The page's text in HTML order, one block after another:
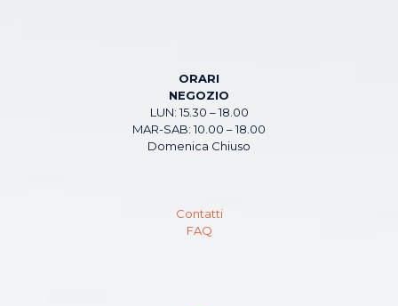
ORARI
NEGOZIO
LUN: 15.30 – 18.00
MAR-SAB: 10.00 – 18.00
Domenica Chiuso
Contatti
FAQ